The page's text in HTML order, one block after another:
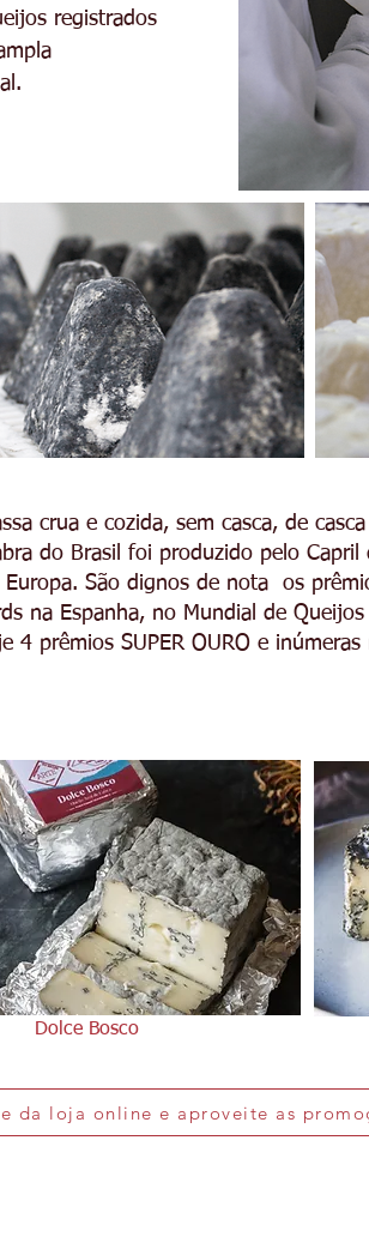
registrados
crua e cozida, sem casca, de
do Brasil foi produzido pelo Capril
São dignos de nota os
na Espanha, no Mundial de
prêmios SUPER OURO e inúmeras
Dolce Bosco
da loja online e aproveite as